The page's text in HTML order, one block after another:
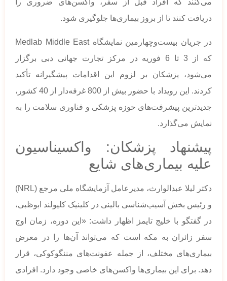
می‌کنند که افراد قبل از سفر، واکسن‌های ضروری را
دریافت کنند تا از بروز بیماری‌ها جلوگیری شود.
در جریان بیست‌وچهارمین نمایشگاه Medlab Middle East
که از 3 تا 6 فوریه در مرکز تجارت جهانی دبی برگزار
می‌شود، پزشکان بر لزوم این اقدامات پیشگیرانه تأکید
کردند. این رویداد با حضور بیش از 800 غرفه‌دار از 40 کشور،
جدیدترین پیشرفت‌های حوزه پزشکی و فناوری سلامت را به
نمایش می‌گذارد.
پیشنهاد پزشکان: واکسیناسیون
علیه بیماری‌های شایع
دکتر لیلا عبدالوارث، مدیرعامل آزمایشگاه ملی مرجع (NRL)
و رئیس بخش آسیب‌شناسی بالینی در کلینیک کلیولند ابوظبی،
در گفتگو با خلیج تایمز اظهار داشت: «این دوره، زمان اوج
سفر زائران به مکه است که می‌تواند آن‌ها را در معرض
بیماری‌های مختلف، از جمله عفونت‌های مننگوکوکی، قرار
دهد. برای این بیماری‌ها واکسن‌های خاصی وجود دارد. افرادی